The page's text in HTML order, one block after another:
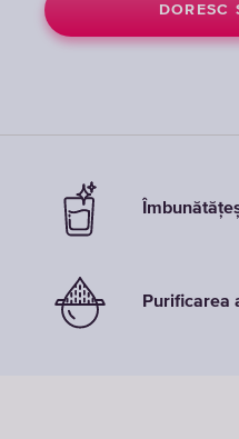
DORESC
DORESC
Purificarea